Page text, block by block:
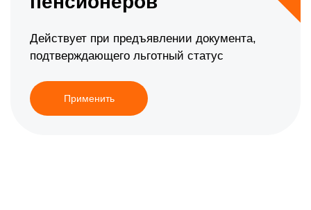
Действует при предъявлении документа,
подтверждающего льготный статус
Применить